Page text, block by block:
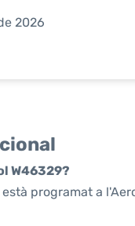
2026
W46329?
programat a